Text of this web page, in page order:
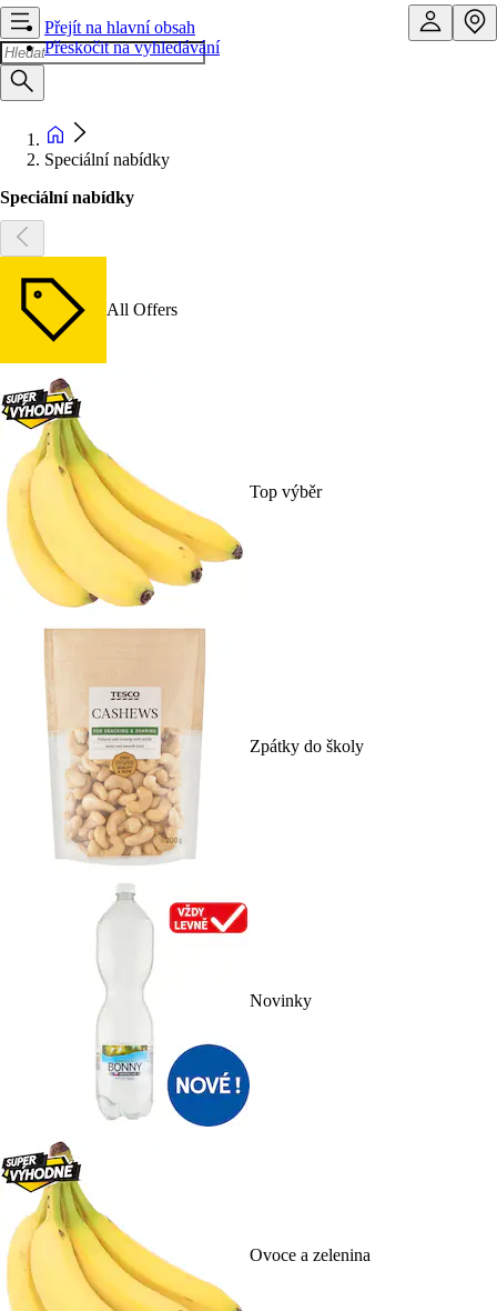
Přejít na hlavní obsah
Přeskočit na vyhledávání
Speciální nabídky
Speciální nabídky
All Offers
Top výběr
Zpátky do školy
Novinky
Ovoce a zelenina